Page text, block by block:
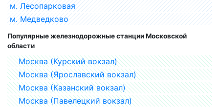
м. Лесопарковая
м. Медведково
Популярные железнодорожные станции Московской
области
Москва (Курский вокзал)
Москва (Ярославский вокзал)
Москва (Казанский вокзал)
Москва (Павелецкий вокзал)